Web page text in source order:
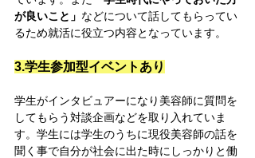
が良いこと」 などについて話してもらってい
るため就活に役立つ内容となっています。
3.学生参加型イベントあり
​学生がインタビュアーになり美容師に質問を
してもらう対談企画などを取り入れていま
す。学生には学生のうちに現役美容師の話を
聞く事で自分が社会に出た時にしっかりと働